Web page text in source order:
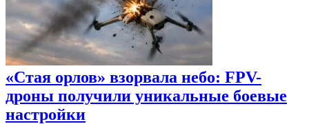
«Стая орлов» взорвала небо: FPV-
дроны получили уникальные боевые
настройки